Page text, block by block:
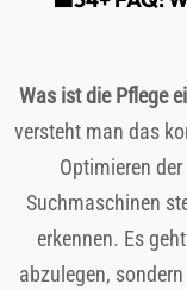
Was ist die Pflege
versteht man das
Optimieren
Suchmaschinen
erkennen. Es
abzulegen,